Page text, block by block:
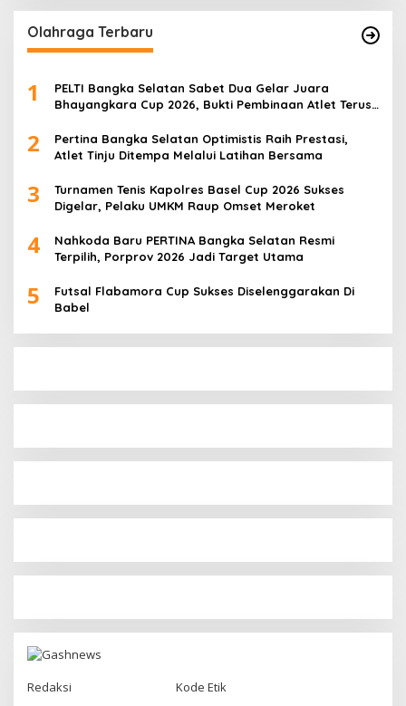
Olahraga Terbaru
1
PELTI Bangka Selatan Sabet Dua Gelar Juara
Bhayangkara Cup 2026, Bukti Pembinaan Atlet Terus
2
Pertina Bangka Selatan Optimistis Raih Prestasi,
Atlet Tinju Ditempa Melalui Latihan Bersama
3
Turnamen Tenis Kapolres Basel Cup 2026 Sukses
Digelar, Pelaku UMKM Raup Omset Meroket
4
Nahkoda Baru PERTINA Bangka Selatan Resmi
Terpilih, Porprov 2026 Jadi Target Utama
5
Futsal Flabamora Cup Sukses Diselenggarakan Di
Babel
Redaksi
Kode Etik